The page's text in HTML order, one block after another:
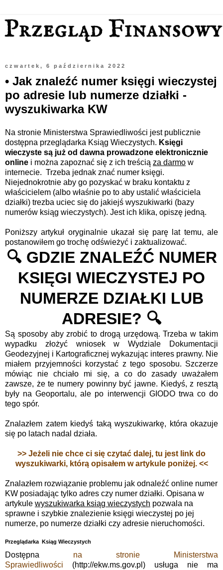
czwartek, 6 października 2022
• Jak znaleźć numer księgi wieczystej
po adresie lub numerze działki -
wyszukiwarka KW
Na stronie Ministerstwa Sprawiedliwości jest publicznie
dostępna przeglądarka Ksiąg Wieczystych. Księgi
wieczyste są już od dawna prowadzone elektronicznie
online i można zapoznać się z ich treścią za darmo w
internecie. Trzeba jednak znać numer księgi.
Niejednokrotnie aby go pozyskać w braku kontaktu z
właścicielem (albo właśnie po to aby ustalić właściciela
działki) trezba uciec się do jakiejś wyszukiwarki (bazy
numerów ksiąg wieczystych). Jest ich klika, opiszę jedną.
Poniższy artykuł oryginalnie ukazał się parę lat temu, ale
postanowiłem go trochę odświeżyć i zaktualizować.
🔍 GDZIE ZNALEŹĆ NUMER
KSIĘGI WIECZYSTEJ PO
NUMERZE DZIAŁKI LUB
ADRESIE? 🔍
Są sposoby aby zrobić to drogą urzędową. Trzeba w takim
wypadku złożyć wniosek w Wydziale Dokumentacji
Geodezyjnej i Kartograficznej wykazując interes prawny. Nie
miałem przyjemności korzystać z tego sposobu. Szczerze
mówiąc nie chciało mi się, a co do zasady uważałem
zawsze, że te numery powinny być jawne. Kiedyś, z resztą
były na Geoportalu, ale po interwencji GIODO trwa co do
tego spór.
Znalazłem zatem kiedyś taką wyszukiwarkę, która okazuje
się po latach nadal działa.
>> Jeżeli nie chce ci się czytać dalej, tu jest link do
wyszukiwarki, którą opisałem w artykule poniżej. <<
Znalazłem rozwiązanie problemu jak odnaleźć online numer
KW posiadając tylko adres czy numer działki. Opisana w
artykule wyszukiwarka ksiąg wieczystych pozwala na
sprawne i szybkie znalezienie księgi wieczystej po jej
numerze, po numerze działki czy adresie nieruchomości.
Przeglądarka Ksiąg Wieczystych
Dostępna na stronie Ministerstwa
Sprawiedliwości (http://ekw.ms.gov.pl) usługa nie ma